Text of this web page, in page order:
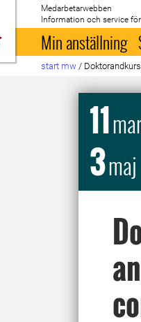
Till startsida
Medarbetarwebben
Information och service
Min anställning
start mw /
11mar
3maj